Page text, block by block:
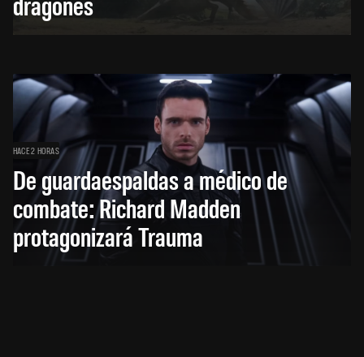
HACE 2 HORAS
De guardaespaldas a médico de
combate: Richard Madden
protagonizará Trauma